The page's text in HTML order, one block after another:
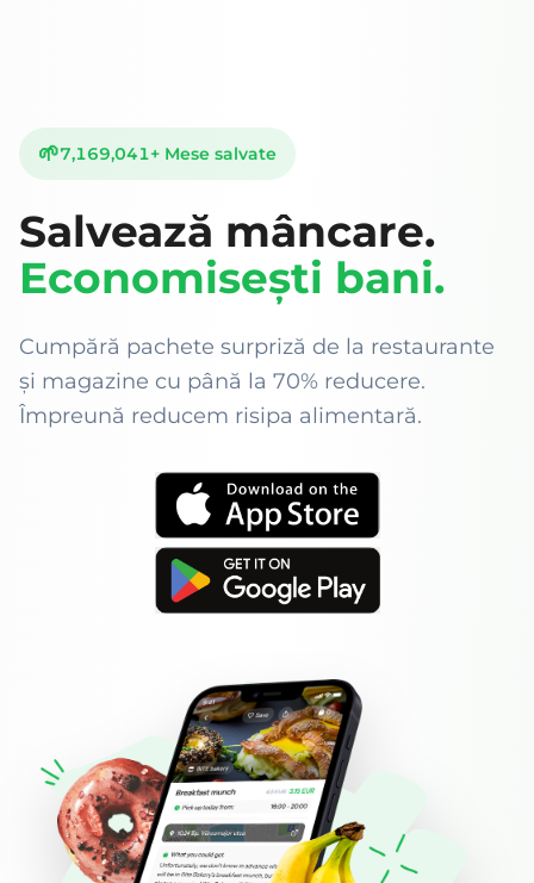
🌱7,169,041+ Mese salvate
Salvează mâncare.
Economisești bani.
Cumpără pachete surpriză de la restaurante
și magazine cu până la 70% reducere.
Împreună reducem risipa alimentară.